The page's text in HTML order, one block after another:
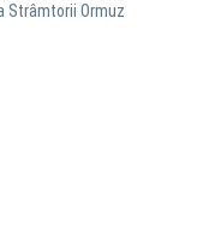
Strâmtorii Ormuz